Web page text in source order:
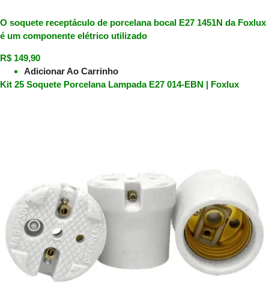
O soquete receptáculo de porcelana bocal E27 1451N da Foxlux
é um componente elétrico utilizado
R$ 149,90
Adicionar Ao Carrinho
Kit 25 Soquete Porcelana Lampada E27 014-EBN | Foxlux